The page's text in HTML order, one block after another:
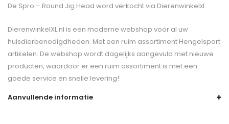
De Spro – Round Jig Head word verkocht via Dierenwinkelxl
DierenwinkelXL.nl is een moderne webshop voor al uw
huisdierbenodigdheden. Met een ruim assortiment Hengelsport
artikelen. De webshop wordt dagelijks aangevuld met nieuwe
producten, waardoor er een ruim assortiment is met een
goede service en snelle levering!
Aanvullende informatie